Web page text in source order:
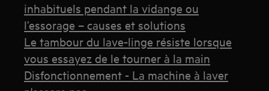
inhabituels pendant la vidange ou
l’essorage – causes et solutions
Le tambour du lave-linge résiste lorsque
vous essayez de le tourner à la main
Disfonctionnement - La machine à laver